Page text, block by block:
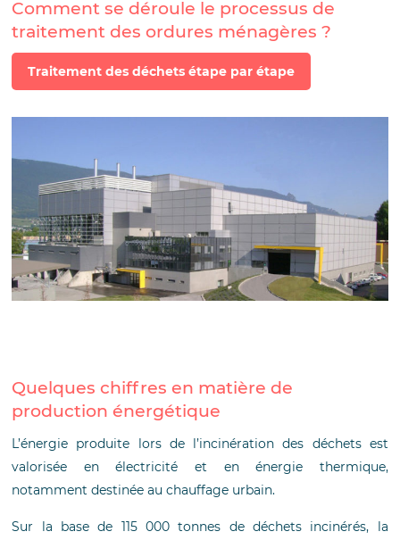
Comment se déroule le processus de
traitement des ordures ménagères ?
Traitement des déchets étape par étape
Quelques chiffres en matière de
production énergétique
L’énergie produite lors de l’incinération des déchets est
valorisée en électricité et en énergie thermique,
notamment destinée au chauffage urbain.
Sur la base de 115 000 tonnes de déchets incinérés, la